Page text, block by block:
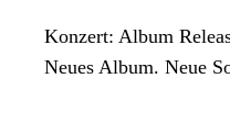
Konzert: Album
Neues Album. Neue